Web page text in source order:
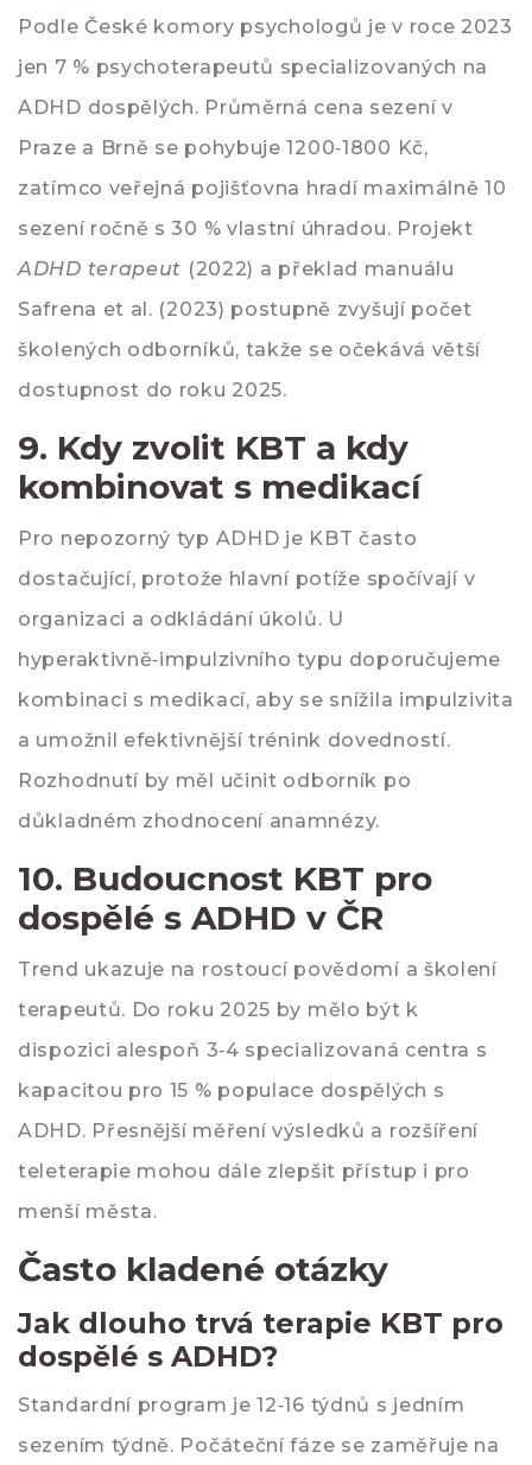
PodleČeské komory psychologů je v roce 2023
jen 7 % psychoterapeutů specializovaných na
ADHD dospělých. Průměrná cena sezení v
Praze a Brně se pohybuje 1200‑1800 Kč,
zatímco veřejná pojišťovna hradí maximálně 10
sezení ročně s 30 % vlastní úhradou. Projekt
ADHD terapeut (2022) a překlad manuálu
Safrena et al. (2023) postupně zvyšují počet
školených odborníků, takže se očekává větší
dostupnost do roku 2025.
9. Kdy zvolit KBT a kdy
kombinovat s medikací
Pro nepozorný typ ADHD je KBT často
dostačující, protože hlavní potíže spočívají v
organizaci a odkládání úkolů. U
hyperaktivně‑impulzivního typu doporučujeme
kombinaci s medikací, aby se snížila impulzivita
a umožnil efektivnější trénink dovedností.
Rozhodnutí by měl učinit odborník po
důkladném zhodnocení anamnézy.
10. Budoucnost KBT pro
dospělé s ADHD v ČR
Trend ukazuje na rostoucí povědomí a školení
terapeutů. Do roku 2025 by mělo být k
dispozici alespoň 3‑4 specializovaná centra s
kapacitou pro 15 % populace dospělých s
ADHD. Přesnější měření výsledků a rozšíření
teleterapie mohou dále zlepšit přístup i pro
menší města.
Často kladené otázky
Jak dlouho trvá terapie KBT pro
dospělé s ADHD?
Standardní program je 12‑16 týdnů s jedním
sezením týdně. Počáteční fáze se zaměřuje na